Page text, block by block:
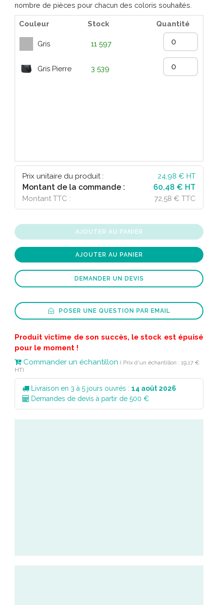
nombre de pièces pour chacun des coloris souhaités.
Couleur Stock Quantité
Gris 11 597
Gris Pierre 3 539
Prix unitaire du produit : 24,98 € HT
Montant de la commande : 60,48 € HT
Montant TTC : 72,58 € TTC
AJOUTER AU PANIER
AJOUTER AU PANIER
DEMANDER UN DEVIS
POSER UNE QUESTION PAR EMAIL
Produit victime de son succès, le stock est épuisé
pour le moment !
Commander un échantillon ( Prix d'un échantillon : 19,17 €
HT)
Livraison en 3 à 5 jours ouvrés : 14 août 2026
Demandes de devis à partir de 500 €